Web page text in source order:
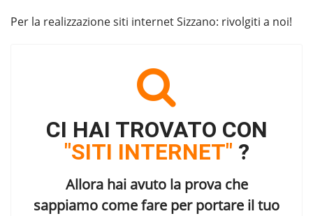
Per la realizzazione siti internet Sizzano: rivolgiti a noi!
CI HAI TROVATO CON
"SITI INTERNET" ?
Allora hai avuto la prova che
sappiamo come fare per portare il tuo